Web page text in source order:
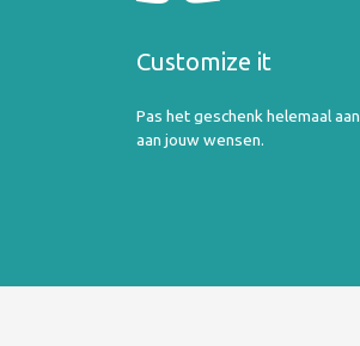
Customize it
Pas het geschenk helemaal aan
aan jouw wensen.